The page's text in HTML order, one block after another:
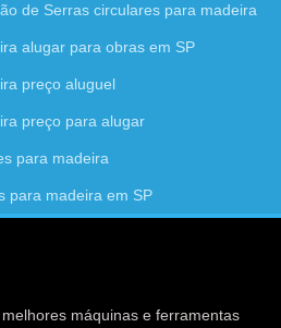
de Serras circulares para madeira
alugar para obras em SP
preço aluguel
preço para alugar
para madeira
para madeira em SP
máquinas e ferramentas